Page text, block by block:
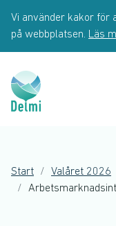
Vi använder kakor för
på webbplatsen. Läs
Start Valåret 2026